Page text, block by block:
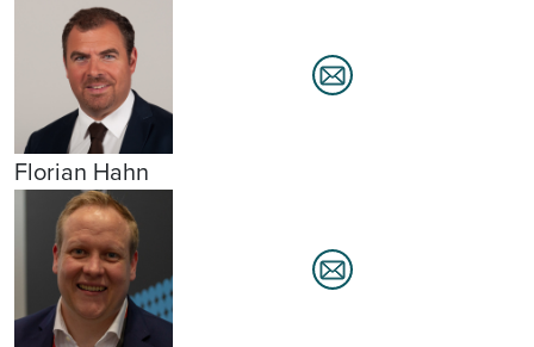
Florian Hahn